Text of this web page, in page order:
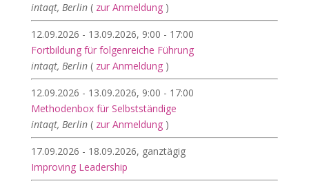
intaqt, Berlin ( zur Anmeldung)
12.09.2026 - 13.09.2026, 9:00 - 17:00
Fortbildung für folgenreiche Führung
intaqt, Berlin ( zur Anmeldung)
12.09.2026 - 13.09.2026, 9:00 - 17:00
Methodenbox für Selbstständige
intaqt, Berlin ( zur Anmeldung)
17.09.2026 - 18.09.2026, ganztägig
Improving Leadership